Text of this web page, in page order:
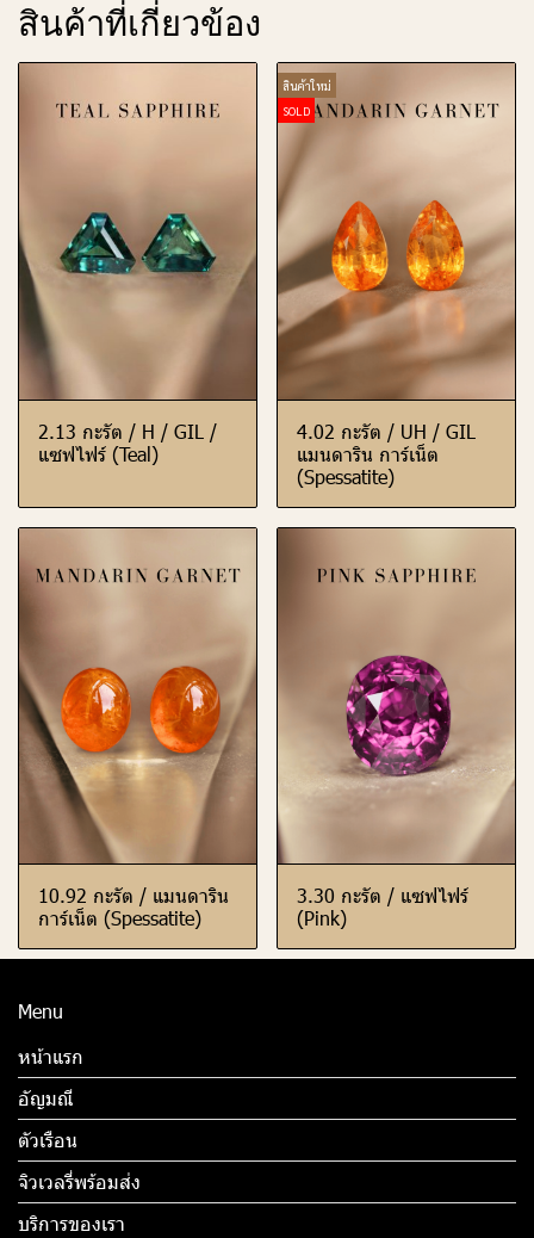
สินค้าที่เกี่ยวข้อง
2.13 กะรัต / H / GIL /
แซฟไฟร์ (Teal)
สินค้าใหม่
SOLD
4.02 กะรัต / UH / GIL
แมนดาริน การ์เน็ต
(Spessatite)
10.92 กะรัต / แมนดาริน
การ์เน็ต (Spessatite)
3.30 กะรัต / แซฟไฟร์
(Pink)
Menu
หน้าแรก
อัญมณี
ตัวเรือน
จิวเวลรี่พร้อมส่ง
บริการของเรา